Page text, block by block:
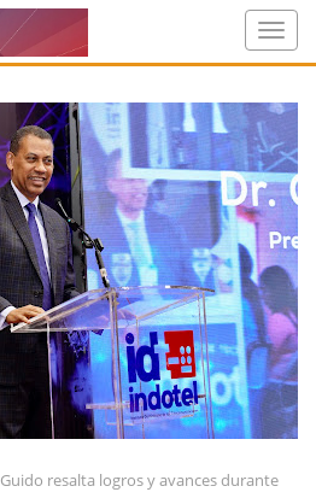
Guido resalta logros y avances durante